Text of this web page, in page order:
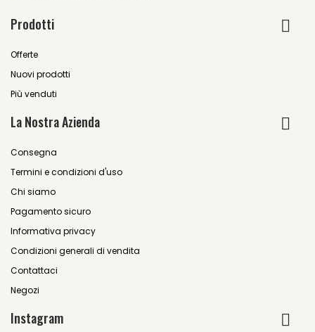
Prodotti
Offerte
Nuovi prodotti
Più venduti
La Nostra Azienda
Consegna
Termini e condizioni d'uso
Chi siamo
Pagamento sicuro
Informativa privacy
Condizioni generali di vendita
Contattaci
Negozi
Instagram